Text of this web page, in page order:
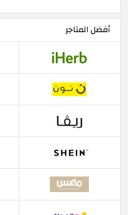
أفضل المتاجر